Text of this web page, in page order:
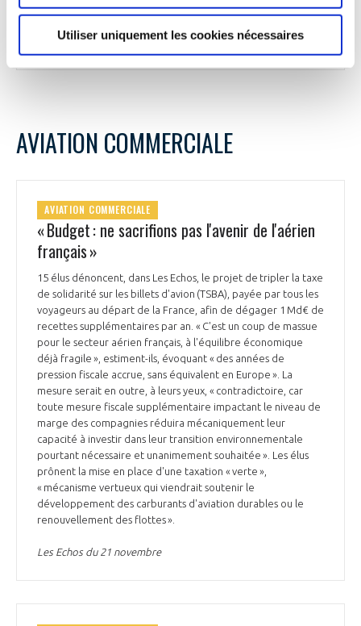
Utiliser uniquement les cookies nécessaires
conventionnelle ou nucléaire.
Le Figaro du 21 novembre
AVIATION COMMERCIALE
AVIATION COMMERCIALE
« Budget : ne sacrifions pas l'avenir de l'aérien
français »
15 élus dénoncent, dans Les Echos, le projet de tripler la taxe
de solidarité sur les billets d'avion (TSBA), payée par tous les
voyageurs au départ de la France, afin de dégager 1 Md€ de
recettes supplémentaires par an. « C'est un coup de massue
pour le secteur aérien français, à l'équilibre économique
déjà fragile », estiment-ils, évoquant « des années de
pression fiscale accrue, sans équivalent en Europe ». La
mesure serait en outre, à leurs yeux, « contradictoire, car
toute mesure fiscale supplémentaire impactant le niveau de
marge des compagnies réduira mécaniquement leur
capacité à investir dans leur transition environnementale
pourtant nécessaire et unanimement souhaitée ». Les élus
prônent la mise en place d'une taxation « verte »,
« mécanisme vertueux qui viendrait soutenir le
développement des carburants d'aviation durables ou le
renouvellement des flottes ».
Les Echos du 21 novembre